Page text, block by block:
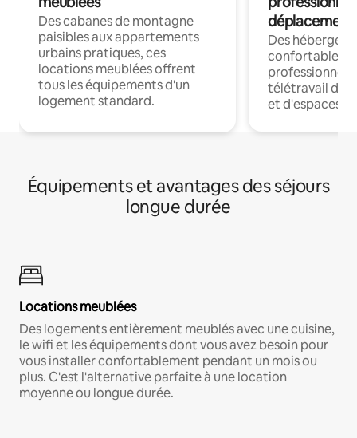
Des cabanes de montagne
paisibles aux appartements
urbains pratiques, ces
locations meublées offrent
tous les équipements d'un
logement standard.
déplacement
Des
confortables
professionnels
télétravail
et d'espaces
Équipements et avantages des séjours
longue durée
Locations meublées
Des logements entièrement meublés avec une cuisine,
le wifi et les équipements dont vous avez besoin pour
vous installer confortablement pendant un mois ou
plus. C'est l'alternative parfaite à une location
moyenne ou longue durée.